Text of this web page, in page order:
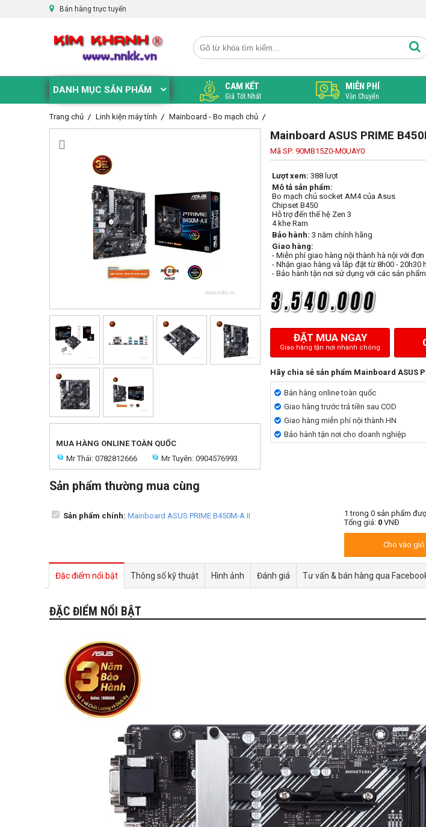
Bán hàng trực tuyến
DANH MỤC SẢN PHẨM CAM KẾT
Giá Tốt Nhất
MIỄN PHÍ
Vận Chuyển
Trang chủ Linh kiện máy tính Mainboard - Bo mạch chủ
MUA HÀNG ONLINE TOÀN QUỐC
Mr Thái: 0782812666
Mr Tuyên: 0904576993
Mainboard ASUS PRIME
Mã SP: 90MB15Z0-M0UAY0
Lượt xem: 388 lượt
Mô tả sản phẩm:
Bo mạch chủ socket AM4 của Asus
Chipset B450
Hỗ trợ đến thế hệ Zen 3
4 khe Ram
Bảo hành: 3 năm chính hãng
Giao hàng:
- Miễn phí giao hàng nội thành hà nội với
- Nhận giao hàng và lắp đặt từ 8h00 - 20h30
- Bảo hành tận nơi sử dụng với các sản
ĐẶT MUA NGAY
Giao hàng tận nơi nhanh chóng
Hãy chia sẻ sản phẩm Mainboard ASUS
Bán hàng online toàn quốc
Giao hàng trước trả tiền sau COD
Giao hàng miễn phí nội thành HN
Bảo hành tận nơi cho doanh nghiệp
Sản phẩm thường mua cùng
Sản phẩm chính: Mainboard ASUS PRIME B450M-A II 1 trong 0 sản phẩm
Tổng giá: 0 VNĐ
Cho vào giỏ
Đặc điểm nổi bật Thông số kỹ thuật Hình ảnh Đánh giá Tư vấn & bán hàng qua
ĐẶC ĐIỂM NỔI BẬT